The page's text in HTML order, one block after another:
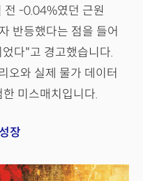
전 -0.04%였던 근원
반등했다는 점을 들어
다"고 경고했습니다.
오와 실제 물가 데이터
미스매치입니다.
장